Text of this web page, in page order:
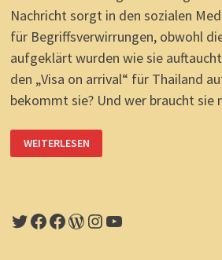
Nachricht sorgt in den sozialen
für Begriffsverwirrungen, obwohl
aufgeklärt wurden wie sie
den „Visa on arrival“ für Thailand
bekommt sie? Und wer braucht sie
WARUM
VIELE
EU-
„VISA
ON
WEITERLESEN
Twitter
Facebook
Facebook
WordPress
Instagram
YouTube